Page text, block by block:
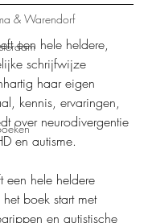
& Warendorf
een hele heldere,
schrijfwijze
haar eigen
kennis, ervaringen,
over neurodivergentie
en autisme.
een hele heldere
boek start met
en autistische